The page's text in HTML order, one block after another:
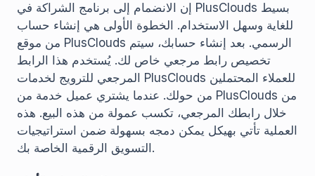
إن الانضمام إلى برنامج الشراكة في PlusClouds بسيط
للغاية وسهل الاستخدام. الخطوة الأولى هي إنشاء حساب
من موقع PlusClouds الرسمي. بعد إنشاء حسابك، سيتم
تخصيص رابط مرجعي خاص لك. يُستخدم هذا الرابط
المرجعي للترويج لخدمات PlusClouds للعملاء المحتملين
من حولك. عندما يشتري عميل خدمة من PlusClouds من
خلال رابطك المرجعي، تكسب عمولة من هذه البيع. هذه
العملية تأتي بهيكل يمكن دمجه بسهولة ضمن استراتيجيات
التسويق الرقمية الخاصة بك.